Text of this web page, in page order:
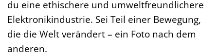
du eine ethischere und umweltfreundlichere
Elektronikindustrie. Sei Teil einer Bewegung,
die die Welt verändert – ein Foto nach dem
anderen.